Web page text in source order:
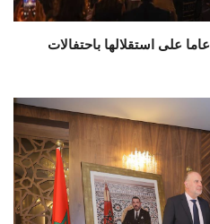
الولايات المتحدة تخلد مرور 250 عاما على استقلالها باحتفالات